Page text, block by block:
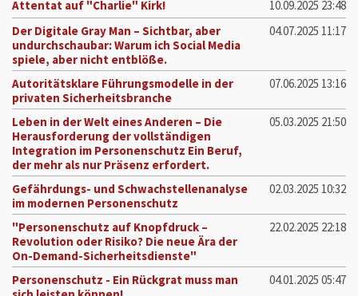
Attentat auf "Charlie" Kirk! 10.09.2025 23:48
Der Digitale Gray Man – Sichtbar, aber
undurchschaubar: Warum ich Social Media
spiele, aber nicht entblöße.
04.07.2025 11:17
Autoritätsklare Führungsmodelle in der
privaten Sicherheitsbranche
07.06.2025 13:16
Leben in der Welt eines Anderen – Die
Herausforderung der vollständigen
Integration im Personenschutz Ein Beruf,
der mehr als nur Präsenz erfordert.
05.03.2025 21:50
Gefährdungs- und Schwachstellenanalyse
im modernen Personenschutz
02.03.2025 10:32
"Personenschutz auf Knopfdruck –
Revolution oder Risiko? Die neue Ära der
On-Demand-Sicherheitsdienste"
22.02.2025 22:18
Personenschutz - Ein Rückgrat muss man
04.01.2025 05:47